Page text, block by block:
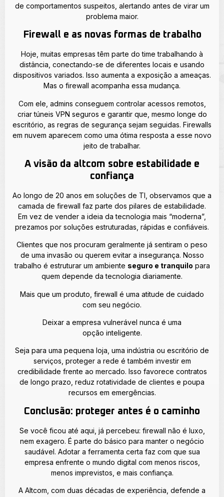
de comportamentos suspeitos, alertando antes de virar um
problema maior.
Firewall e as novas formas de trabalho
Hoje, muitas empresas têm parte do time trabalhando à
distância, conectando-se de diferentes locais e usando
dispositivos variados. Isso aumenta a exposição a ameaças.
Mas o firewall acompanha essa mudança.
Com ele, admins conseguem controlar acessos remotos,
criar túneis VPN seguros e garantir que, mesmo longe do
escritório, as regras de segurança sejam seguidas. Firewalls
em nuvem aparecem como uma ótima resposta a esse novo
jeito de trabalhar.
A visão da altcom sobre estabilidade e
confiança
Ao longo de 20 anos em soluções de TI, observamos que a
camada de firewall faz parte dos pilares de estabilidade.
Em vez de vender a ideia da tecnologia mais “moderna”,
prezamos por soluções estruturadas, rápidas e confiáveis.
Clientes que nos procuram geralmente já sentiram o peso
de uma invasão ou querem evitar a insegurança. Nosso
trabalho é estruturar um ambiente seguro e tranquilo para
quem depende da tecnologia diariamente.
Mais que um produto, firewall é uma atitude de cuidado
com seu negócio.
Deixar a empresa vulnerável nunca é uma
opção inteligente.
Seja para uma pequena loja, uma indústria ou escritório de
serviços, proteger a rede é também investir em
credibilidade frente ao mercado. Isso favorece contratos
de longo prazo, reduz rotatividade de clientes e poupa
recursos em emergências.
Conclusão: proteger antes é o caminho
Se você ficou até aqui, já percebeu: firewall não é luxo,
nem exagero. É parte do básico para manter o negócio
saudável. Adotar a ferramenta certa faz com que sua
empresa enfrente o mundo digital com menos riscos,
menos imprevistos, e mais confiança.
A Altcom, com duas décadas de experiência, defende a